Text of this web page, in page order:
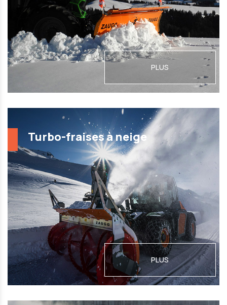
PLUS
Turbo-fraises à neige
PLUS